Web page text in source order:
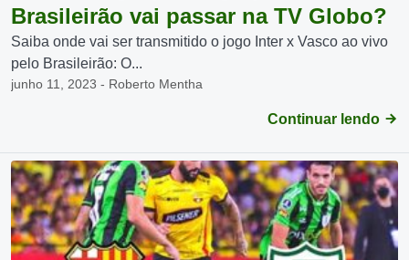
Brasileirão vai passar na TV Globo?
Saiba onde vai ser transmitido o jogo Inter x Vasco ao vivo
pelo Brasileirão: O...
junho 11, 2023 - Roberto Mentha
Continuar lendo